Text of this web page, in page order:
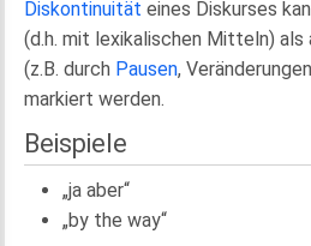
Diskontinuität eines Diskurses
(d.h. mit lexikalischen Mitteln) als
(z.B. durch Pausen,
markiert werden.
Beispiele
„ja aber“
„by the way“